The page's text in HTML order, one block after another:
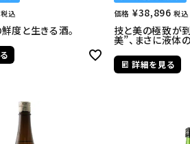
税込
度と生きる酒。
価格 ¥38,896 税込
技と美の極致が
美”、まさに液体
詳細を見る